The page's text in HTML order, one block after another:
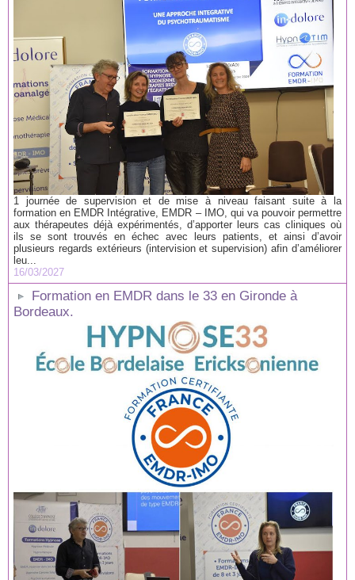
1 journée de supervision et de mise à niveau faisant suite à la
formation en EMDR Intégrative, EMDR – IMO, qui va pouvoir permettre
aux thérapeutes déjà expérimentés, d’apporter leurs cas cliniques où
ils se sont trouvés en échec avec leurs patients, et ainsi d’avoir
plusieurs regards extérieurs (intervision et supervision) afin d’améliorer
leu...
16/03/2027
Formation en EMDR dans le 33 en Gironde à
Bordeaux.